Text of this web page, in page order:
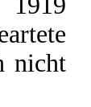
nicht